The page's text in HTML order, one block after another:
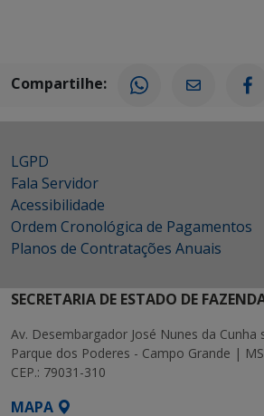
Compartilhe:
LGPD
Fala Servidor
Acessibilidade
Ordem Cronológica de Pagamentos
Planos de Contratações Anuais
SECRETARIA DE ESTADO DE
Av. Desembargador José Nunes da Cunha
Parque dos Poderes - Campo Grande | MS
CEP.: 79031-310
MAPA